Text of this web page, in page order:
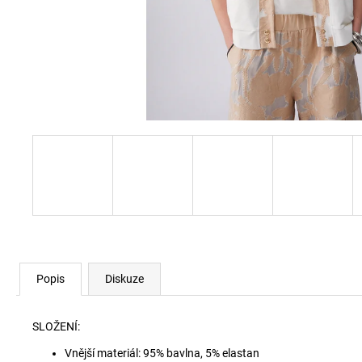
Popis Diskuze
SLOŽENÍ:
Vnější materiál: 95% bavlna, 5% elastan
60920 LEHKÝ SVERT 6051